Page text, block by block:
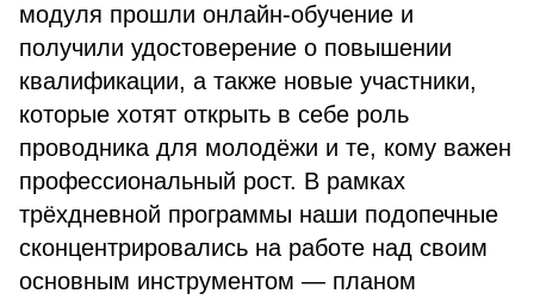
модуля прошли онлайн-обучение и
получили удостоверение о повышении
квалификации, а также новые участники,
которые хотят открыть в себе роль
проводника для молодёжи и те, кому важен
профессиональный рост. В рамках
трёхдневной программы наши подопечные
сконцентрировались на работе над своим
основным инструментом — планом